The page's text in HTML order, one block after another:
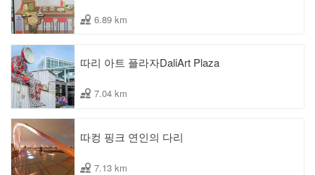
6.89 km
따리 아트 플라자DaliArt Plaza
7.04 km
따컹 핑크 연인의 다리
7.13 km